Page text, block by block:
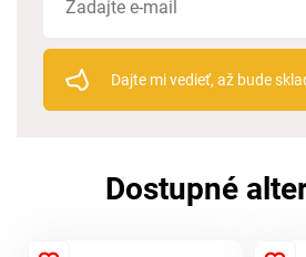
Dajte mi vedieť, až bude
Dostupné